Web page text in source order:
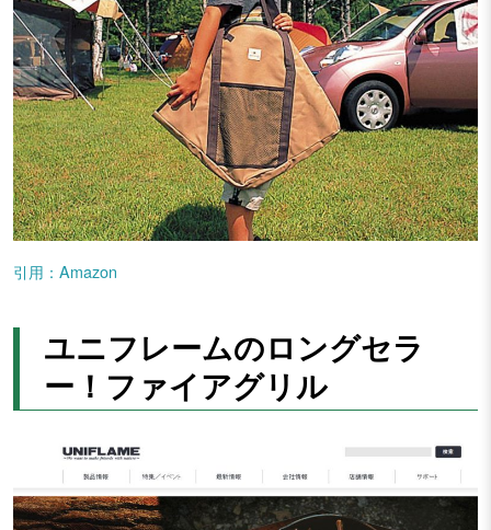
引用：Amazon
ユニフレームのロングセラ
ー！ファイアグリル